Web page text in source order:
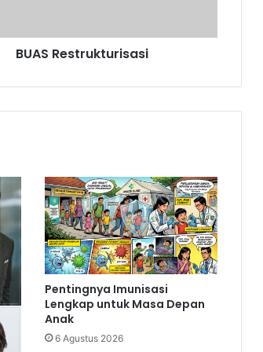
BUAS Restrukturisasi
Pentingnya Imunisasi
Lengkap untuk Masa Depan
Anak
6 Agustus 2026